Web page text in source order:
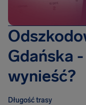
Gdańska
wynieść?
Długość trasy